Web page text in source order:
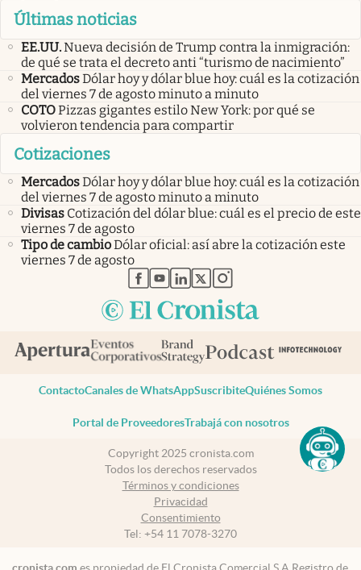
Últimas noticias
EE.UU.Nueva decisión de Trump contra la inmigración:
de qué se trata el decreto anti “turismo de nacimiento”
MercadosDólar hoy y dólar blue hoy: cuál es la cotización
del viernes 7 de agosto minuto a minuto
COTOPizzas gigantes estilo New York: por qué se
volvieron tendencia para compartir
Cotizaciones
MercadosDólar hoy y dólar blue hoy: cuál es la cotización
del viernes 7 de agosto minuto a minuto
Divisas Cotización del dólar blue: cuál es el precio de este
viernes 7 de agosto
Tipo de cambioDólar oficial: así abre la cotización este
viernes 7 de agosto
abre en nueva pestaña
abre en nueva pestaña
abre en nueva pestaña
abre en nueva pestaña
abre en nueva pestaña
ContactoCanales de WhatsAppSuscribiteQuiénes Somos
Portal de ProveedoresTrabajá con nosotros
Copyright 2025 cronista.com
Todos los derechos reservados
Términos y condiciones
Privacidad
Consentimiento
Tel: +54 11 7078-3270